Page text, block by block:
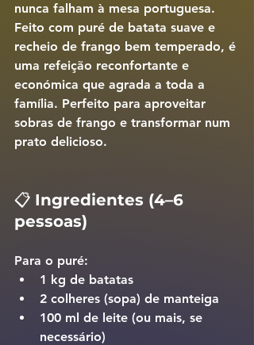
nunca falham à mesa portuguesa.
Feito com puré de batata suave e
recheio de frango bem temperado, é
uma refeição reconfortante e
económica que agrada a toda a
família. Perfeito para aproveitar
sobras de frango e transformar num
prato delicioso.
📋 Ingredientes (4–6
pessoas)
Para o puré:
1 kg de batatas
2 colheres (sopa) de manteiga
100 ml de leite (ou mais, se
necessário)